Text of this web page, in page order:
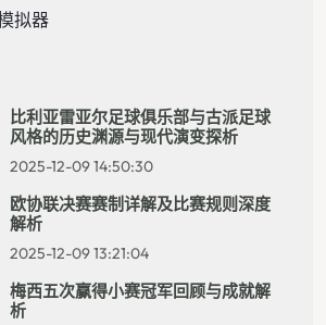
拟器
比利亚雷亚尔足球俱乐部与古派足球
风格的历史渊源与现代演变探析
2025-12-09 14:50:30
欧协联决赛赛制详解及比赛规则深度
解析
2025-12-09 13:21:04
梅西五次赢得小赛冠军回顾与成就解
析